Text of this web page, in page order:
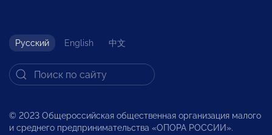
Русский English 中文
© 2023 Общероссийская общественная организация малого
и среднего предпринимательства «ОПОРА РОССИИ».